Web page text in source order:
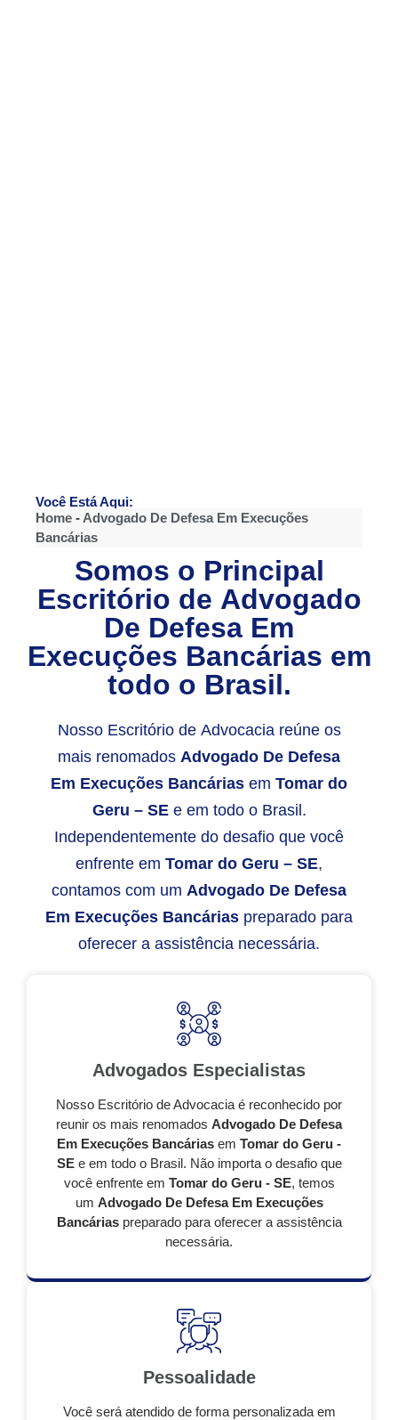
Você Está Aqui:
Home - Advogado De Defesa Em Execuções
Bancárias
Somos o Principal
Escritório de Advogado
De Defesa Em
Execuções Bancárias em
todo o Brasil.
Nosso Escritório de Advocacia reúne os
mais renomados Advogado De Defesa
Em Execuções Bancárias em Tomar do
Geru – SEe em todo o Brasil.
Independentemente do desafio que você
enfrente em Tomar do Geru – SE,
contamos com um Advogado De Defesa
Em Execuções Bancárias preparado para
oferecer a assistência necessária.
Advogados Especialistas
Nosso Escritório de Advocacia é reconhecido por
reunir os mais renomados Advogado De Defesa
Em Execuções Bancárias em Tomar do Geru -
SEe em todo o Brasil. Não importa o desafio que
você enfrente em Tomar do Geru - SE, temos
um Advogado De Defesa Em Execuções
Bancáriaspreparado para oferecer a assistência
necessária.
Pessoalidade
Você será atendido de forma personalizada em